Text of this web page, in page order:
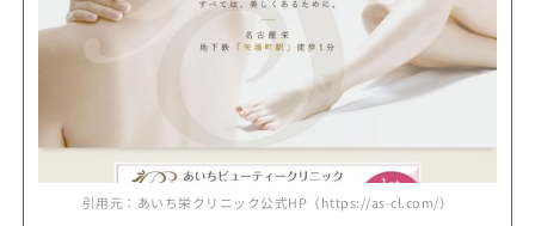
引用元：あいち栄クリニック公式HP（https://as-cl.com/）